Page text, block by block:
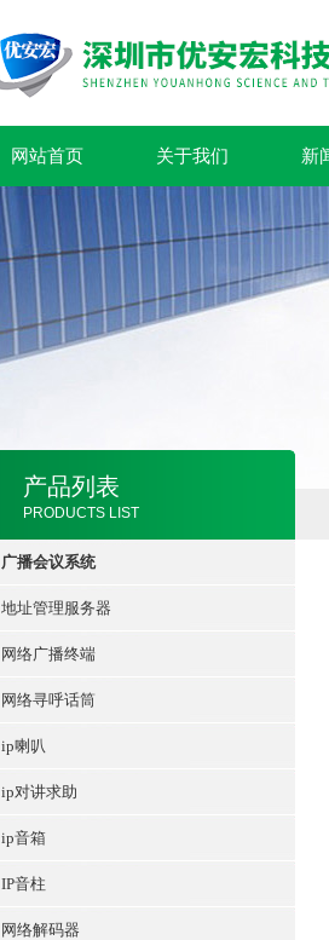
网站首页 关于我们 新
产品列表
PRODUCTS LIST
广播会议系统
地址管理服务器
网络广播终端
网络寻呼话筒
ip喇叭
ip对讲求助
ip音箱
IP音柱
网络解码器